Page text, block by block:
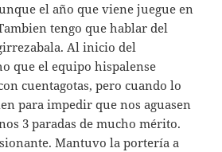
el año que viene juegue en
tengo que hablar del
Al inicio del
que el equipo hispalense
cuentagotas, pero cuando lo
para impedir que nos aguasen
3 paradas de mucho mérito.
Mantuvo la portería a